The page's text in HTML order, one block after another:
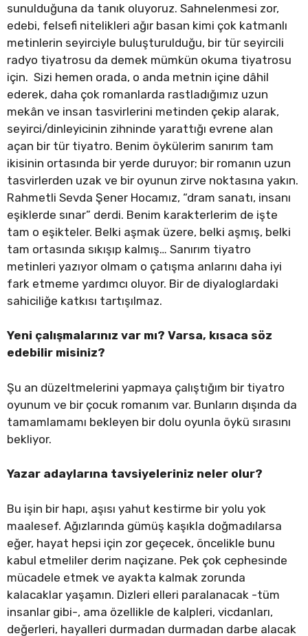
sunulduğuna da tanık oluyoruz. Sahnelenmesi zor,
edebi, felsefi nitelikleri ağır basan kimi çok katmanlı
metinlerin seyirciyle buluşturulduğu, bir tür seyircili
radyo tiyatrosu da demek mümkün okuma tiyatrosu
için. Sizi hemen orada, o anda metnin içine dâhil
ederek, daha çok romanlarda rastladığımız uzun
mekân ve insan tasvirlerini metinden çekip alarak,
seyirci/dinleyicinin zihninde yarattığı evrene alan
açan bir tür tiyatro. Benim öykülerim sanırım tam
ikisinin ortasında bir yerde duruyor; bir romanın uzun
tasvirlerden uzak ve bir oyunun zirve noktasına yakın.
Rahmetli Sevda Şener Hocamız, “dram sanatı, insanı
eşiklerde sınar” derdi. Benim karakterlerim de işte
tam o eşikteler. Belki aşmak üzere, belki aşmış, belki
tam ortasında sıkışıp kalmış… Sanırım tiyatro
metinleri yazıyor olmam o çatışma anlarını daha iyi
fark etmeme yardımcı oluyor. Bir de diyaloglardaki
sahiciliğe katkısı tartışılmaz.
Yeni çalışmalarınız var mı? Varsa, kısaca söz
edebilir misiniz?
Şu an düzeltmelerini yapmaya çalıştığım bir tiyatro
oyunum ve bir çocuk romanım var. Bunların dışında da
tamamlamamı bekleyen bir dolu oyunla öykü sırasını
bekliyor.
Yazar adaylarına tavsiyeleriniz neler olur?
Bu işin bir hapı, aşısı yahut kestirme bir yolu yok
maalesef. Ağızlarında gümüş kaşıkla doğmadılarsa
eğer, hayat hepsi için zor geçecek, öncelikle bunu
kabul etmeliler derim naçizane. Pek çok cephesinde
mücadele etmek ve ayakta kalmak zorunda
kalacaklar yaşamın. Dizleri elleri paralanacak -tüm
insanlar gibi-, ama özellikle de kalpleri, vicdanları,
değerleri, hayalleri durmadan durmadan darbe alacak